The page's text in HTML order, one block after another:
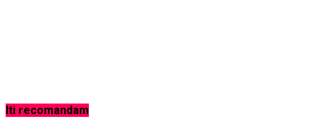
Iti recomandam